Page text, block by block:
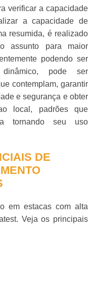
verificar a capacidade
a capacidade de
resumida, é realizado
assunto para maior
podendo ser
dinâmico, pode ser
contemplam, garantir
e segurança e obter
local, padrões que
tornando seu uso
DE
em estacas com alta
Veja os principais